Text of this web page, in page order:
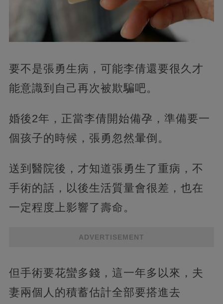
要不是張勇生病，可能李倩還要很久才
能意識到自己再次被欺騙吧。
婚後2年，正當李倩開始備孕，準備要一
個孩子的時候，張勇忽然暈倒。
送到醫院後，才知道張勇生了重病，不
手術的話，以後生活質量會很差，也在
一定程度上影響了壽命。
ADVERTISEMENT
但手術要花蠻多錢，這一年多以來，夫
妻兩個人的積蓄估計全部要搭進去